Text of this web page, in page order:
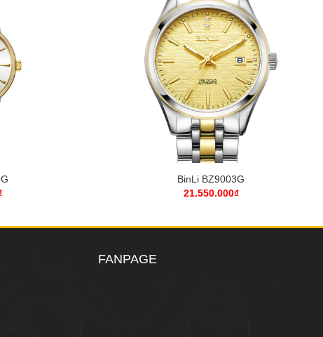
BinLi BZ9003G
21.550.000₫
FANPAGE